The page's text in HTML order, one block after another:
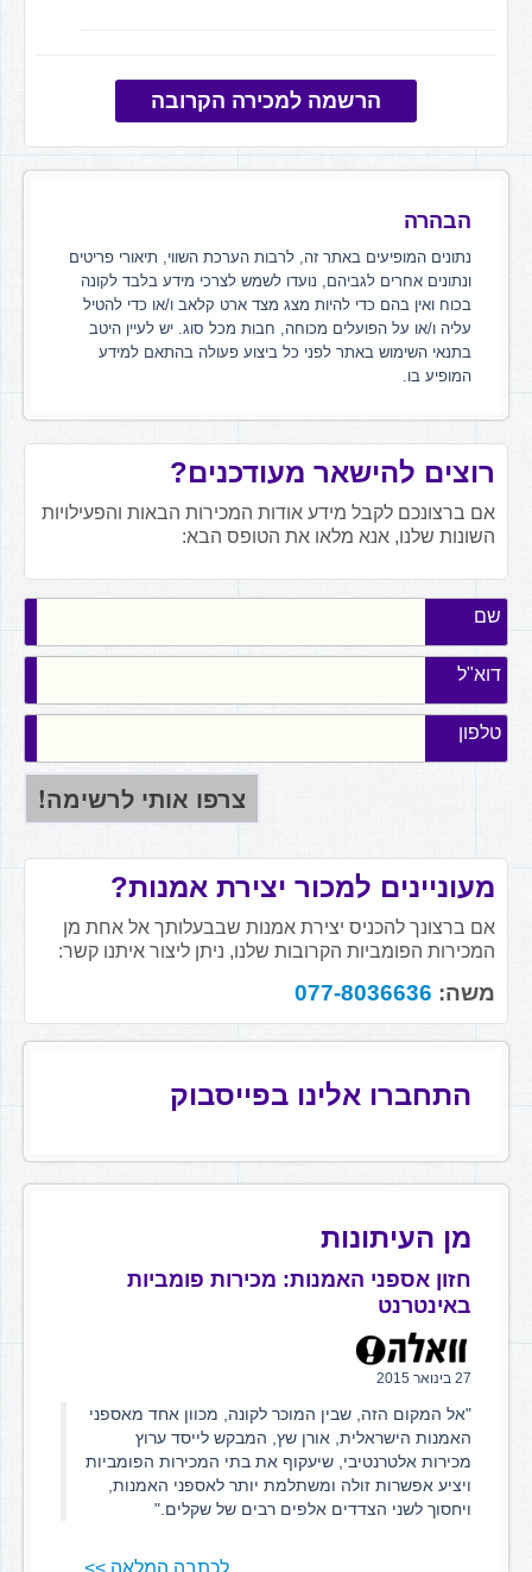
הרשמה למכירה הקרובה
הבהרה
נתונים המופיעים באתר זה, לרבות הערכת השווי, תיאורי פריטים
ונתונים אחרים לגביהם, נועדו לשמש לצרכי מידע בלבד לקונה
בכוח ואין בהם כדי להיות מצג מצד ארט קלאב ו/או כדי להטיל
עליה ו/או על הפועלים מכוחה, חבות מכל סוג. יש לעיין היטב
בתנאי השימוש באתר לפני כל ביצוע פעולה בהתאם למידע
המופיע בו.
רוצים להישאר מעודכנים?
אם ברצונכם לקבל מידע אודות המכירות הבאות והפעילויות
השונות שלנו, אנא מלאו את הטופס הבא:
שם
דוא"ל
טלפון
מעוניינים למכור יצירת אמנות?
אם ברצונך להכניס יצירת אמנות שבבעלותך אל אחת מן
המכירות הפומביות הקרובות שלנו, ניתן ליצור איתנו קשר:
משה: 077-8036636
התחברו אלינו בפייסבוק
מן העיתונות
חזון אספני האמנות: מכירות פומביות
באינטרנט
27 בינואר 2015
"אל המקום הזה, שבין המוכר לקונה, מכוון אחד מאספני
האמנות הישראלית, אורן שץ, המבקש לייסד ערוץ
מכירות אלטרנטיבי, שיעקוף את בתי המכירות הפומביות
ויציע אפשרות זולה ומשתלמת יותר לאספני האמנות,
ויחסוך לשני הצדדים אלפים רבים של שקלים."